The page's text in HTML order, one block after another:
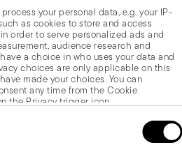
your personal data, e.g. your IP-
as cookies to store and access
order to serve personalized ads and
audience research and
a choice in who uses your data and
choices are only applicable on this
made your choices. You can
any time from the Cookie
the Privacy trigger icon.
your geographical location which
X6
Jungle
Ensemble de couverts 30 pièces